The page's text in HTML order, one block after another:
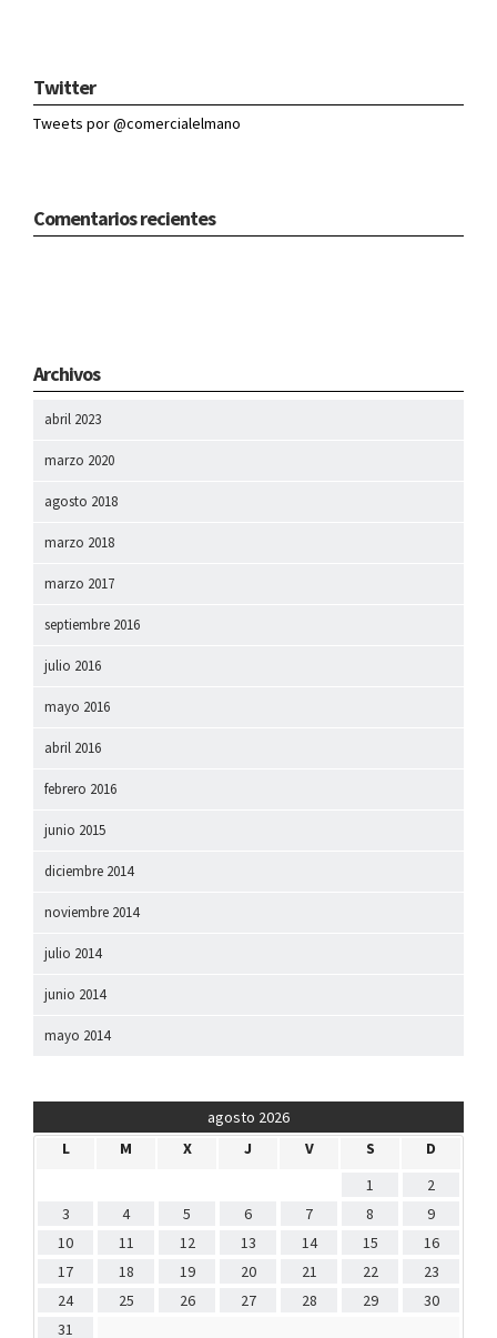
Twitter
Tweets por @comercialelmano
Comentarios recientes
Archivos
abril 2023
marzo 2020
agosto 2018
marzo 2018
marzo 2017
septiembre 2016
julio 2016
mayo 2016
abril 2016
febrero 2016
junio 2015
diciembre 2014
noviembre 2014
julio 2014
junio 2014
mayo 2014
agosto 2026
L
M X J V S
D
1
2
3
4 5 6 7 8
9
10
11 12 13 14 15
16
17
18 19 20 21 22
23
24
25 26 27 28 29
30
31